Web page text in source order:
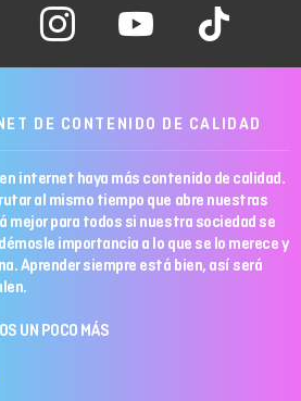
instagram youtube tiktok
DE CONTENIDO DE CALIDAD
internet haya más contenido de calidad.
al mismo tiempo que abre nuestras
mejor para todos si nuestra sociedad se
importancia a lo que se lo merece y
Aprender siempre está bien, así será
POCO MÁS